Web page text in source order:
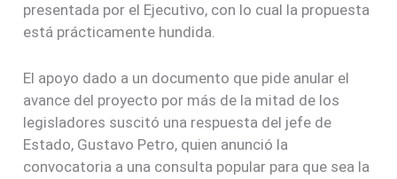
presentada por el Ejecutivo, con lo cual la propuesta
está prácticamente hundida.
El apoyo dado a un documento que pide anular el
avance del proyecto por más de la mitad de los
legisladores suscitó una respuesta del jefe de
Estado, Gustavo Petro, quien anunció la
convocatoria a una consulta popular para que sea la